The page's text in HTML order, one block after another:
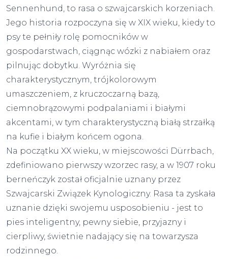
Sennenhund, to rasa o szwajcarskich korzeniach.
Jego historia rozpoczyna się w XIX wieku, kiedy to
psy te pełniły rolę pomocników w
gospodarstwach, ciągnąc wózki z nabiałem oraz
pilnując dobytku. Wyróżnia się
charakterystycznym, trójkolorowym
umaszczeniem, z kruczoczarną bazą,
ciemnobrązowymi podpalaniami i białymi
akcentami, w tym charakterystyczną białą strzałką
na kufie i białym końcem ogona.
Na początku XX wieku, w miejscowości Dürrbach,
zdefiniowano pierwszy wzorzec rasy, a w 1907 roku
berneńczyk został oficjalnie uznany przez
Szwajcarski Związek Kynologiczny. Rasa ta zyskała
uznanie dzięki swojemu usposobieniu - jest to
pies inteligentny, pewny siebie, przyjazny i
cierpliwy, świetnie nadający się na towarzysza
rodzinnego.